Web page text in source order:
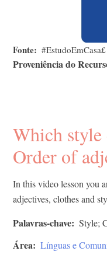
Fonte #EstudoEmCasa£
Proveniência do
Which style
Order of
In this video lesson you
adjectives, clothes and
Palavras-chave Style;
Área Línguas e